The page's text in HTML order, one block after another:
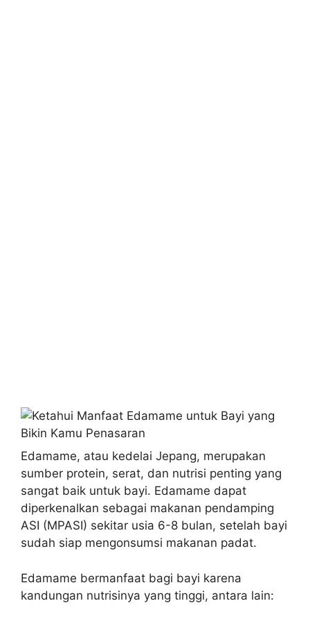
Edamame, atau kedelai Jepang, merupakan
sumber protein, serat, dan nutrisi penting yang
sangat baik untuk bayi. Edamame dapat
diperkenalkan sebagai makanan pendamping
ASI (MPASI) sekitar usia 6-8 bulan, setelah bayi
sudah siap mengonsumsi makanan padat.
Edamame bermanfaat bagi bayi karena
kandungan nutrisinya yang tinggi, antara lain: